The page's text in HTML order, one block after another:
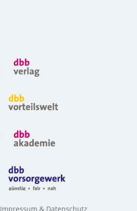
Impressum & Datenschutz